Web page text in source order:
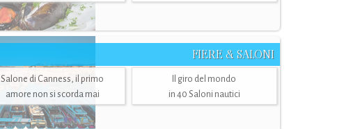
FIERE & SALONI
Salone di Canness, il primo
amore non si scorda mai
Il giro del mondo
in 40 Saloni nautici